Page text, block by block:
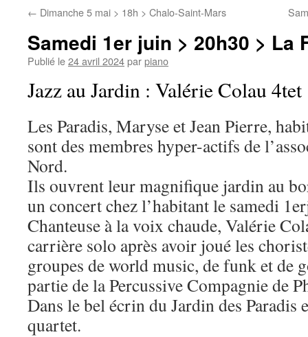
← Dimanche 5 mai > 18h > Chalo-Saint-Mars
Samedi 1er juin > 20h30 > La
Publié le24 avril 2024parpiano
Jazz au Jardin : Valérie Colau 4tet
Les Paradis, Maryse et Jean Pierre,
sont des membres hyper-actifs de
Nord.
Ils ouvrent leur magnifique jardin au
un concert chez l’habitant le samedi
Chanteuse à la voix chaude, Valérie
carrière solo après avoir joué les
groupes de world music, de funk et de
partie de la Percussive Compagnie de
Dans le bel écrin du Jardin des Paradis
quartet.